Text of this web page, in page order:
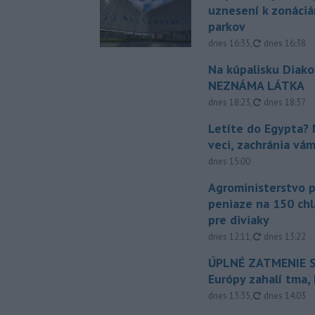
uznesení k
parkov
dnes 16:35, aktualizované
dnes 16:38
Na kúpalisku
NEZNÁMA LÁTKA
dnes 18:23, aktualizované
dnes 18:37
Letíte do
veci, zachránia
dnes 15:00
Agroministerstvo
peniaze na 150
pre diviaky
dnes 12:11, aktualizované
dnes 13:22
ÚPLNÉ ZATMENIE
Európy zahalí
dnes 13:35, aktualizované
dnes 14:03